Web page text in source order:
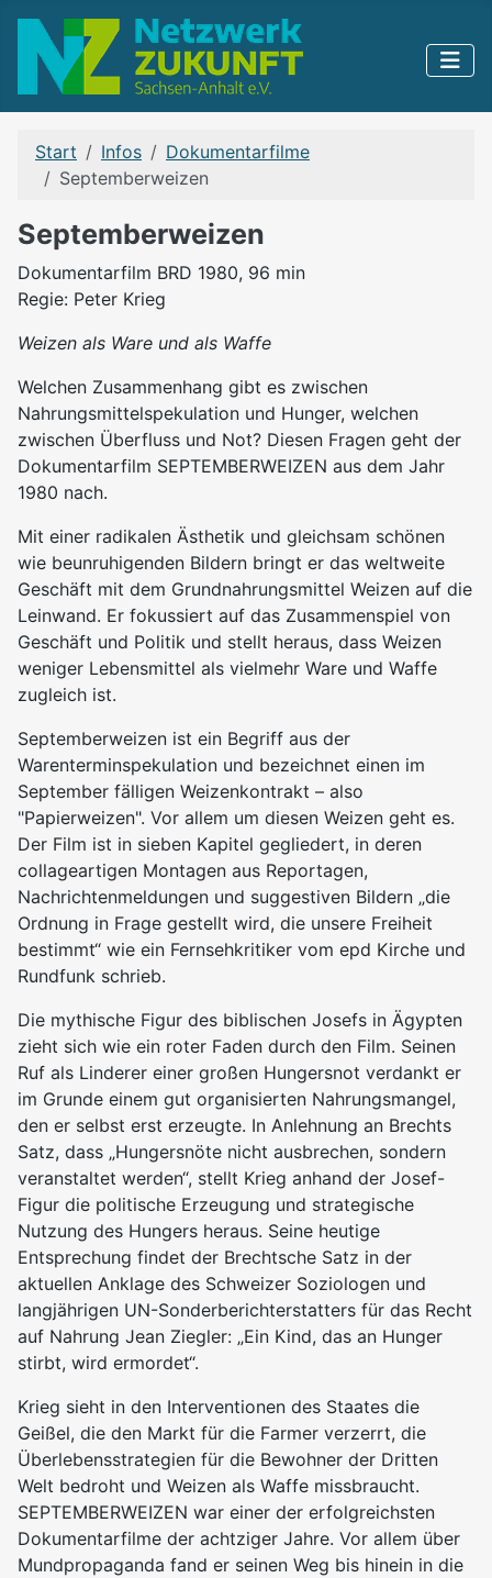
Start Infos
Dokumentarfilme
Septemberweizen
Septemberweizen
Dokumentarfilm BRD 1980, 96 min
Regie: Peter Krieg
Weizen als Ware und als Waffe
Welchen Zusammenhang gibt es zwischen
Nahrungsmittelspekulation und Hunger, welchen
zwischen Überfluss und Not? Diesen Fragen geht der
Dokumentarfilm SEPTEMBERWEIZEN aus dem Jahr
1980 nach.
Mit einer radikalen Ästhetik und gleichsam schönen
wie beunruhigenden Bildern bringt er das weltweite
Geschäft mit dem Grundnahrungsmittel Weizen auf die
Leinwand. Er fokussiert auf das Zusammenspiel von
Geschäft und Politik und stellt heraus, dass Weizen
weniger Lebensmittel als vielmehr Ware und Waffe
zugleich ist.
Septemberweizen ist ein Begriff aus der
Warenterminspekulation und bezeichnet einen im
September fälligen Weizenkontrakt – also
"Papierweizen". Vor allem um diesen Weizen geht es.
Der Film ist in sieben Kapitel gegliedert, in deren
collageartigen Montagen aus Reportagen,
Nachrichtenmeldungen und suggestiven Bildern „die
Ordnung in Frage gestellt wird, die unsere Freiheit
bestimmt“ wie ein Fernsehkritiker vom epd Kirche und
Rundfunk schrieb.
Die mythische Figur des biblischen Josefs in Ägypten
zieht sich wie ein roter Faden durch den Film. Seinen
Ruf als Linderer einer großen Hungersnot verdankt er
im Grunde einem gut organisierten Nahrungsmangel,
den er selbst erst erzeugte. In Anlehnung an Brechts
Satz, dass „Hungersnöte nicht ausbrechen, sondern
veranstaltet werden“, stellt Krieg anhand der Josef-
Figur die politische Erzeugung und strategische
Nutzung des Hungers heraus. Seine heutige
Entsprechung findet der Brechtsche Satz in der
aktuellen Anklage des Schweizer Soziologen und
langjährigen UN-Sonderberichterstatters für das Recht
auf Nahrung Jean Ziegler: „Ein Kind, das an Hunger
stirbt, wird ermordet“.
Krieg sieht in den Interventionen des Staates die
Geißel, die den Markt für die Farmer verzerrt, die
Überlebensstrategien für die Bewohner der Dritten
Welt bedroht und Weizen als Waffe missbraucht.
SEPTEMBERWEIZEN war einer der erfolgreichsten
Dokumentarfilme der achtziger Jahre. Vor allem über
Mundpropaganda fand er seinen Weg bis hinein in die